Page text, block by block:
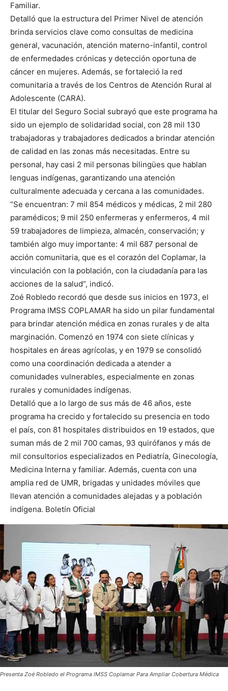
Familiar.
Detalló que la estructura del Primer Nivel de atención
brinda servicios clave como consultas de medicina
general, vacunación, atención materno-infantil, control
de enfermedades crónicas y detección oportuna de
cáncer en mujeres. Además, se fortaleció la red
comunitaria a través de los Centros de Atención Rural al
Adolescente (CARA).
El titular del Seguro Social subrayó que este programa ha
sido un ejemplo de solidaridad social, con 28 mil 130
trabajadoras y trabajadores dedicados a brindar atención
de calidad en las zonas más necesitadas. Entre su
personal, hay casi 2 mil personas bilingües que hablan
lenguas indígenas, garantizando una atención
culturalmente adecuada y cercana a las comunidades.
“Se encuentran: 7 mil 854 médicos y médicas, 2 mil 280
paramédicos; 9 mil 250 enfermeras y enfermeros, 4 mil
59 trabajadores de limpieza, almacén, conservación; y
también algo muy importante: 4 mil 687 personal de
acción comunitaria, que es el corazón del Coplamar, la
vinculación con la población, con la ciudadanía para las
acciones de la salud”, indicó.
Zoé Robledo recordó que desde sus inicios en 1973, el
Programa IMSS COPLAMAR ha sido un pilar fundamental
para brindar atención médica en zonas rurales y de alta
marginación. Comenzó en 1974 con siete clínicas y
hospitales en áreas agrícolas, y en 1979 se consolidó
como una coordinación dedicada a atender a
comunidades vulnerables, especialmente en zonas
rurales y comunidades indígenas.
Detalló que a lo largo de sus más de 46 años, este
programa ha crecido y fortalecido su presencia en todo
el país, con 81 hospitales distribuidos en 19 estados, que
suman más de 2 mil 700 camas, 93 quirófanos y más de
mil consultorios especializados en Pediatría, Ginecología,
Medicina Interna y familiar. Además, cuenta con una
amplia red de UMR, brigadas y unidades móviles que
llevan atención a comunidades alejadas y a población
indígena. Boletín Oficial
Presenta Zoé Robledo el Programa IMSS Coplamar Para Ampliar Cobertura Médica